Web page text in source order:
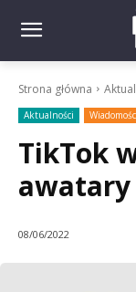
Strona główna
Aktualności
TikTok
awatary
08/06/2022